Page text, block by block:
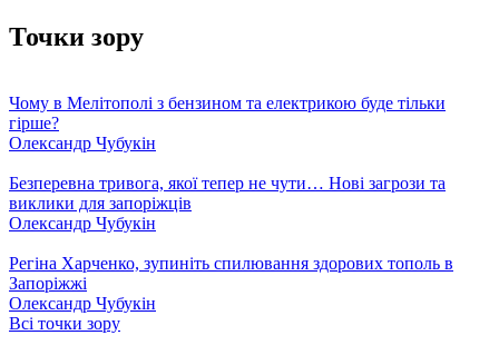
Точки зору
Чому в Мелітополі з бензином та електрикою буде тільки
гірше?
Олександр Чубукін
Безперевна тривога, якої тепер не чути… Нові загрози та
виклики для запоріжців
Олександр Чубукін
Регіна Харченко, зупиніть спилювання здорових тополь в
Запоріжжі
Олександр Чубукін
Всі точки зору